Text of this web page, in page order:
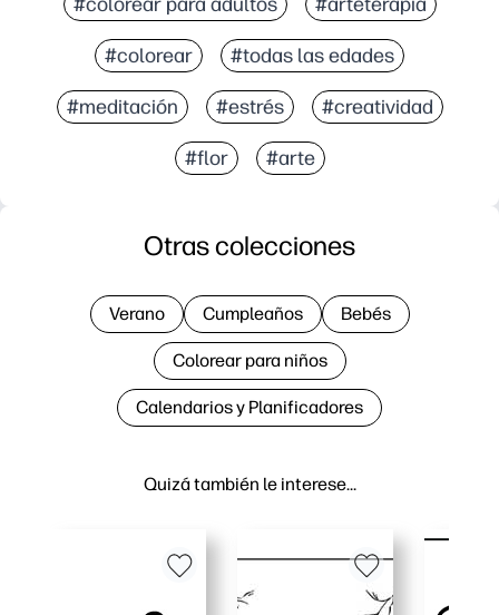
#colorear #todas las edades
#meditación #estrés #creatividad
#flor #arte
Quizá también le interese…
Otras colecciones
Verano Cumpleaños Bebés
Colorear para niños
Calendarios y Planificadores